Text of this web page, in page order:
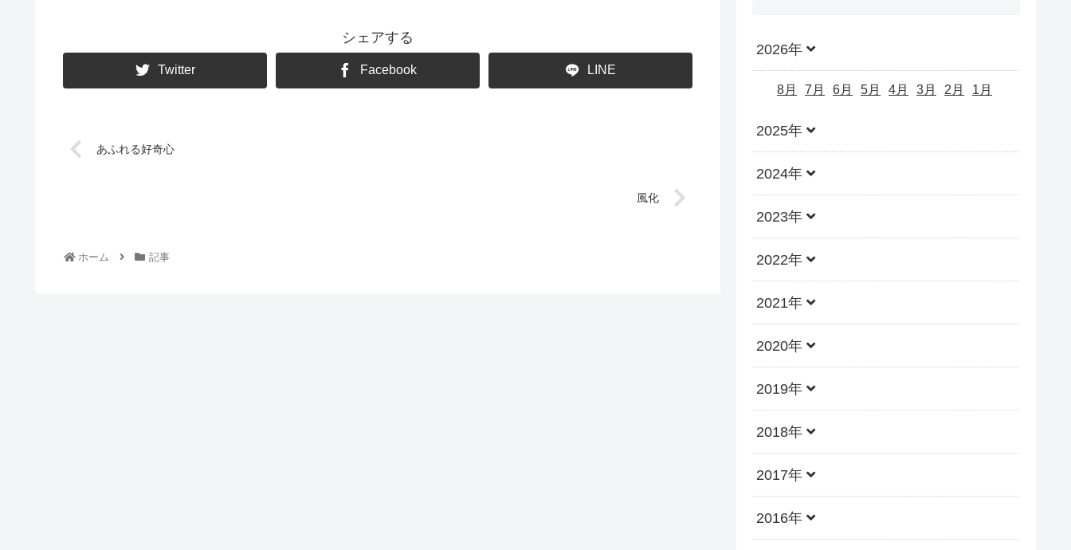
シェアする
Twitter Facebook LINE
あふれる好奇心
風化
ホーム 記事
2026年
8月 7月 6月 5月 4月 3月 2月 1月
2025年
2024年
2023年
2022年
2021年
2020年
2019年
2018年
2017年
2016年